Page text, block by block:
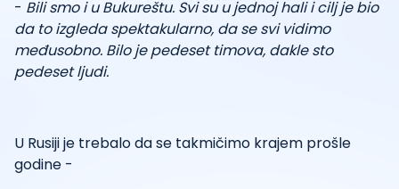
- Bili smo i u Bukureštu. Svi su u jednoj hali i cilj je bio
da to izgleda spektakularno, da se svi vidimo
međusobno. Bilo je pedeset timova, dakle sto
pedeset ljudi.
U Rusiji je trebalo da se takmičimo krajem prošle
godine -